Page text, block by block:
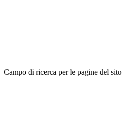
Campo di ricerca per le pagine del sito